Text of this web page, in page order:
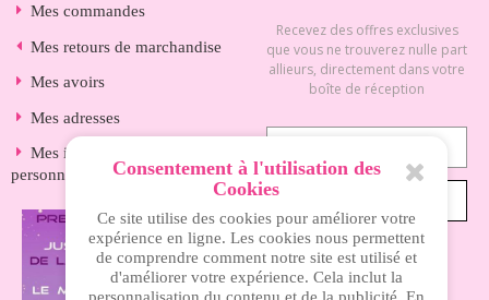
Mes commandes
Mes retours de marchandise
Mes avoirs
Mes adresses
Mes informations
personnelles
Recevez des offres exclusives
que vous ne trouverez nulle part
allieurs, directement dans votre
boîte de réception
INFORMATIONS
Consentement à l'utilisation des
Cookies
Ce site utilise des cookies pour améliorer votre
expérience en ligne. Les cookies nous permettent
de comprendre comment notre site est utilisé et
d'améliorer votre expérience. Cela inclut la